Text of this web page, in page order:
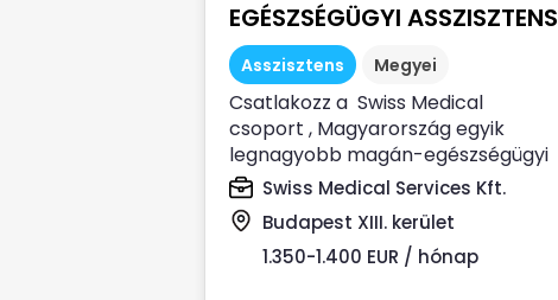
EGÉSZSÉGÜGYI ASSZISZTENS
Asszisztens Megyei
Csatlakozz a Swiss Medical
csoport , Magyarország egyik
legnagyobb magán-egészségügyi
szolgáltatója Prémium...
Swiss Medical Services Kft.
Budapest XIII. kerület
1.350-1.400 EUR / hónap